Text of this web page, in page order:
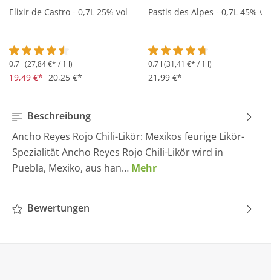
Elixir de Castro - 0,7L 25% vol
Durchschnittliche Bewertung von 4.5 von 5 Sternen
0.7 l (27,84 €* / 1 l)
19,49 €* 20,25 €*
Pastis des Alpes - 0,7L 45% vol
Durchschnittliche
0.7 l (31,41 €* / 1 l)
21,99 €*
Beschreibung
Ancho Reyes Rojo Chili-Likör: Mexikos feurige Likör-
Spezialität Ancho Reyes Rojo Chili-Likör wird in
Puebla, Mexiko, aus han… Mehr
Bewertungen